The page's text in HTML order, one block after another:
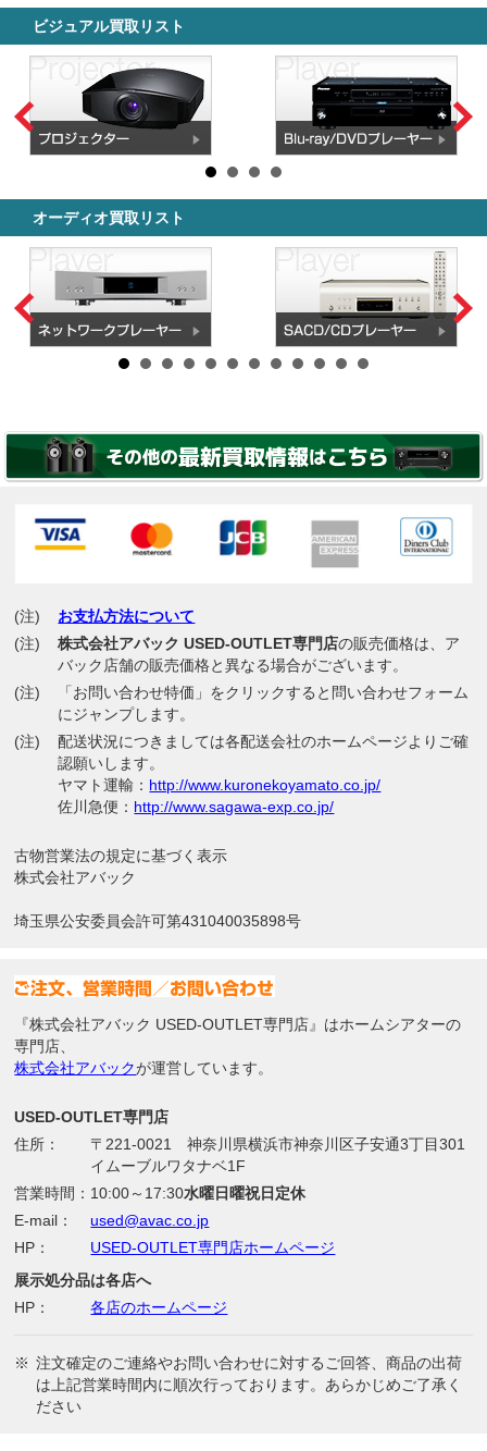
ビジュアル買取リスト
オーディオ買取リスト
(注)
お支払方法について
(注)
株式会社アバック USED-OUTLET専門店の販売価格は、ア
バック店舗の販売価格と異なる場合がございます。
(注)
「お問い合わせ特価」をクリックすると問い合わせフォーム
にジャンプします。
(注)
配送状況につきましては各配送会社のホームページよりご確
認願いします。
ヤマト運輸： http://www.kuronekoyamato.co.jp/
佐川急便： http://www.sagawa-exp.co.jp/
古物営業法の規定に基づく表示
株式会社アバック
埼玉県公安委員会許可第431040035898号
『株式会社アバック USED-OUTLET専門店』はホームシアターの
専門店、
株式会社アバックが運営しています。
USED-OUTLET専門店
住所：
〒221-0021 神奈川県横浜市神奈川区子安通3丁目301
イムーブルワタナベ1F
営業時間： 10:00～17:30水曜日曜祝日定休
E-mail：
used@avac.co.jp
HP：
USED-OUTLET専門店ホームページ
展示処分品は各店へ
HP：
各店のホームページ
※ 注文確定のご連絡やお問い合わせに対するご回答、商品の出荷
は上記営業時間内に順次行っております。あらかじめご了承く
ださい